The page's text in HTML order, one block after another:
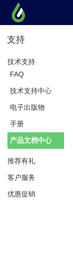
支持
技术支持
FAQ
技术支持中心
电子出版物
手册
产品文档中心
推荐有礼
客户服务
优惠促销